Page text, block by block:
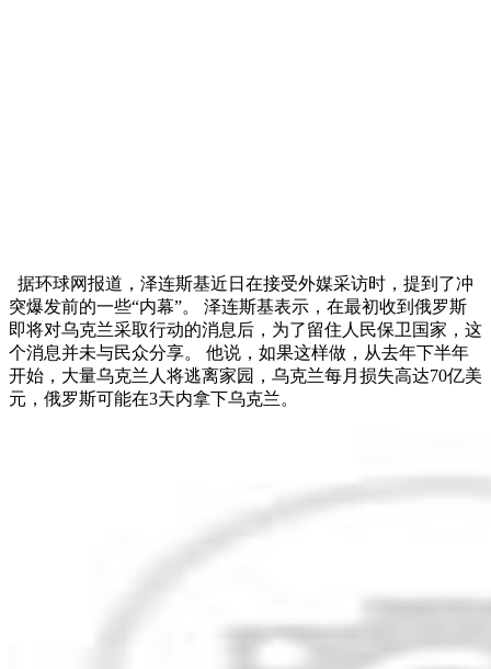
据环球网报道，泽连斯基近日在接受外媒采访时，提到了冲
突爆发前的一些“内幕”。 泽连斯基表示，在最初收到俄罗斯
即将对乌克兰采取行动的消息后，为了留住人民保卫国家，这
个消息并未与民众分享。 他说，如果这样做，从去年下半年
开始，大量乌克兰人将逃离家园，乌克兰每月损失高达70亿美
元，俄罗斯可能在3天内拿下乌克兰。